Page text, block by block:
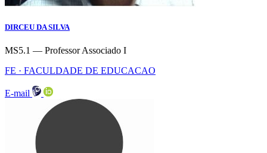
DIRCEU DA SILVA
MS5.1 — Professor Associado I
FE · FACULDADE DE EDUCACAO
E-mail